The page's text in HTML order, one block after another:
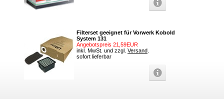
Filterset geeignet für Vorwerk Kobold
System 131
Angebotspreis 21,59EUR
inkl. MwSt. und zzgl. Versand
sofort lieferbar